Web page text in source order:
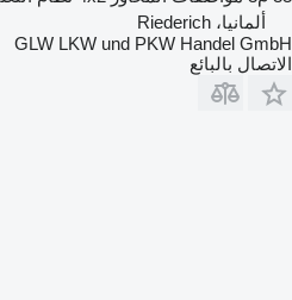
ألمانيا، Riederich
GLW LKW und PKW Handel GmbH
الاتصال بالبائع